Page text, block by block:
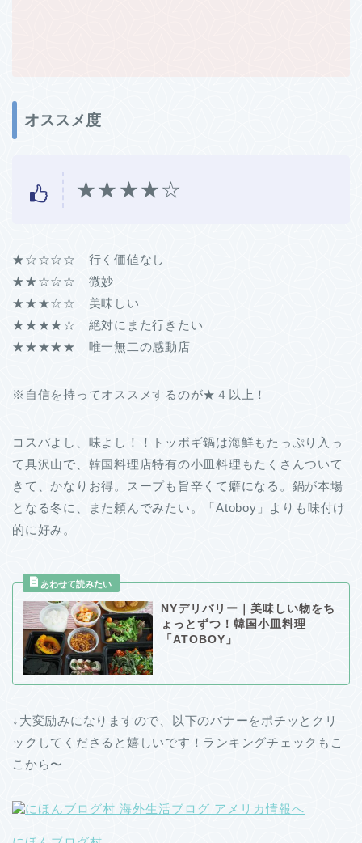
オススメ度
★★★★☆
★☆☆☆☆ 行く価値なし
★★☆☆☆ 微妙
★★★☆☆ 美味しい
★★★★☆ 絶対にまた行きたい
★★★★★ 唯一無二の感動店
※自信を持ってオススメするのが★４以上！
コスパよし、味よし！！トッポギ鍋は海鮮もたっぷり入っ
て具沢山で、韓国料理店特有の小皿料理もたくさんついて
きて、かなりお得。スープも旨辛くて癖になる。鍋が本場
となる冬に、また頼んでみたい。「Atoboy」よりも味付け
的に好み。
NYデリバリー｜美味しい物をち
ょっとずつ！韓国小皿料理
「ATOBOY」
↓大変励みになりますので、以下のバナーをポチッとクリ
ックしてくださると嬉しいです！ランキングチェックもこ
こから〜